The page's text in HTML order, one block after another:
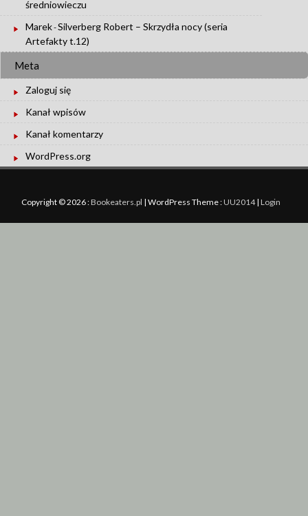
średniowieczu
Marek-Silverberg Robert – Skrzydła nocy (seria
Artefakty t.12)
Meta
Zaloguj się
Kanał wpisów
Kanał komentarzy
WordPress.org
Copyright © 2026 :Bookeaters.pl | WordPress Theme :UU2014 | Login